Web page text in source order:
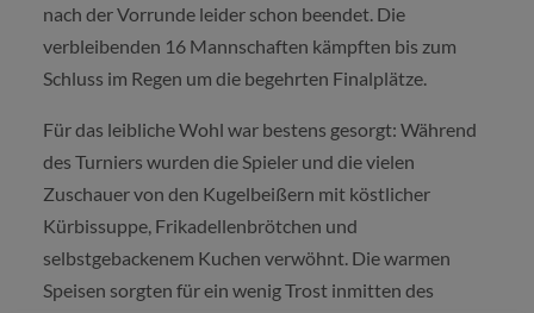
nach der Vorrunde leider schon beendet. Die
verbleibenden 16 Mannschaften kämpften bis zum
Schluss im Regen um die begehrten Finalplätze.
Für das leibliche Wohl war bestens gesorgt: Während
des Turniers wurden die Spieler und die vielen
Zuschauer von den Kugelbeißern mit köstlicher
Kürbissuppe, Frikadellenbrötchen und
selbstgebackenem Kuchen verwöhnt. Die warmen
Speisen sorgten für ein wenig Trost inmitten des